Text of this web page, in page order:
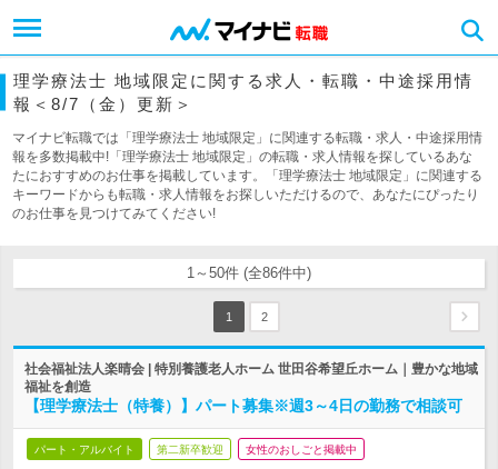
理学療法士 地域限定に関する求人・転職・中途採用情
報＜8/7（金）更新＞
マイナビ転職では「理学療法士 地域限定」に関連する転職・求人・中途採用情
報を多数掲載中!「理学療法士 地域限定」の転職・求人情報を探しているあな
たにおすすめのお仕事を掲載しています。「理学療法士 地域限定」に関連する
キーワードからも転職・求人情報をお探しいただけるので、あなたにぴったり
のお仕事を見つけてみてください!
1～50件 (全86件中)
1 2
社会福祉法人楽晴会 | 特別養護老人ホーム 世田谷希望丘ホーム｜豊かな地域
福祉を創造
【理学療法士（特養）】パート募集※週3～4日の勤務で相談可
パート・アルバイト 第二新卒歓迎 女性のおしごと掲載中